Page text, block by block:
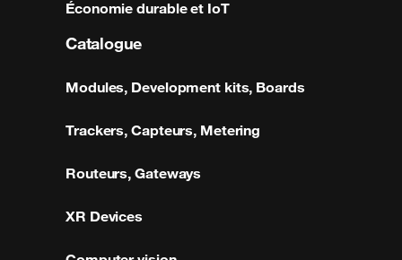
Économie durable et IoT
Catalogue
Modules, Development kits, Boards
Trackers, Capteurs, Metering
Routeurs, Gateways
XR Devices